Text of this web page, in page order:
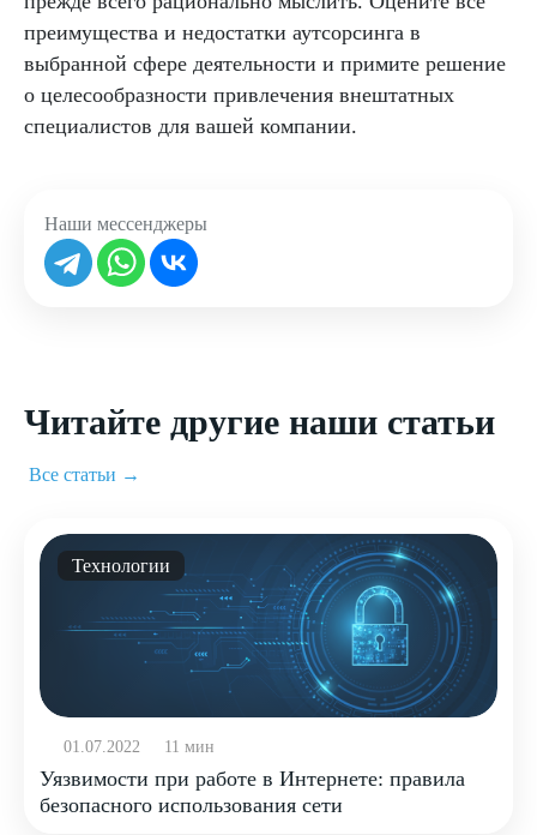
преимущества и недостатки аутсорсинга в
выбранной сфере деятельности и примите решение
о целесообразности привлечения внештатных
специалистов для вашей компании.
Наши мессенджеры
Читайте другие наши статьи
Все статьи →
Технологии
01.07.2022 11 мин
Уязвимости при работе в Интернете: правила
безопасного использования сети